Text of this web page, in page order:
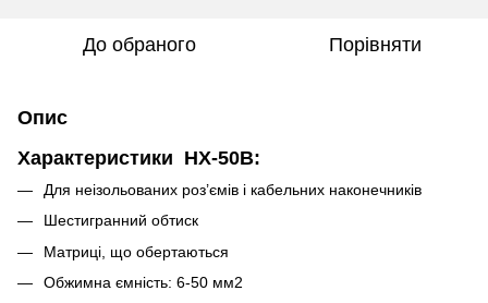
До обраного Порівняти
Опис
Характеристики HX-50B:
Для неізольованих роз’ємів і кабельних наконечників
Шестигранний обтиск
Матриці, що обертаються
Обжимна ємність: 6-50 мм2